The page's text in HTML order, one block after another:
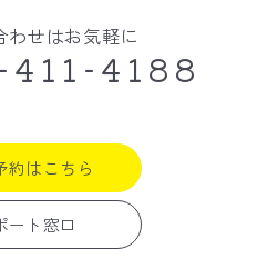
せはお気軽に
4188
約はこちら
ート窓口